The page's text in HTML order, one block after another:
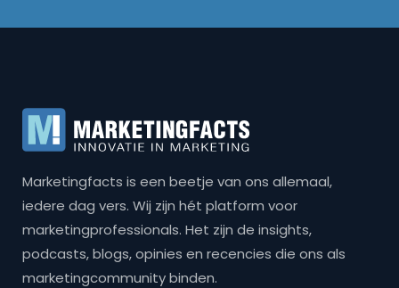
Marketingfacts is een beetje van ons allemaal,
iedere dag vers. Wij zijn hét platform voor
marketingprofessionals. Het zijn de insights,
podcasts, blogs, opinies en recencies die ons als
marketingcommunity binden.